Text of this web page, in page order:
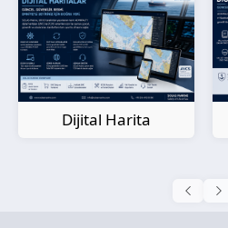
Dijital Kitap